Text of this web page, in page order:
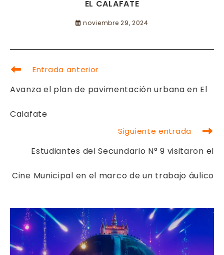
EL CALAFATE
noviembre 29, 2024
LEER
ARTÍCULOS
Entrada anterior
Avanza el plan de pavimentación urbana en El
Calafate
Siguiente entrada
Estudiantes del Secundario N° 9 visitaron el
Cine Municipal en el marco de un trabajo áulico